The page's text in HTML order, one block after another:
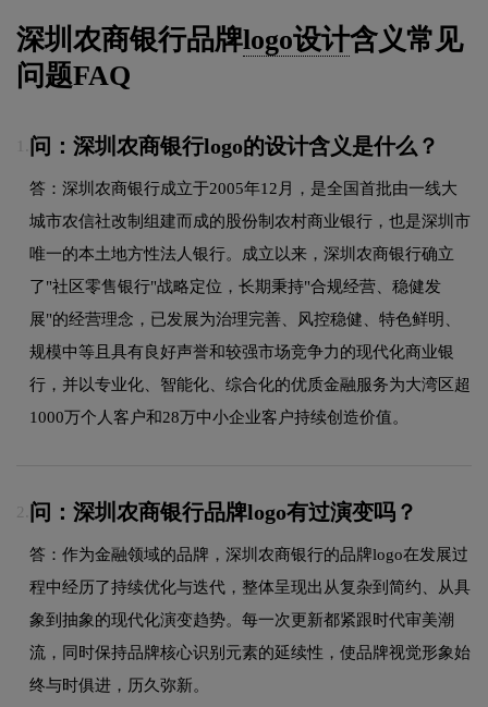
深圳农商银行品牌logo设计含义常见
问题FAQ
问：深圳农商银行logo的设计含义是什么？
答：深圳农商银行成立于2005年12月，是全国首批由一线大
城市农信社改制组建而成的股份制农村商业银行，也是深圳市
唯一的本土地方性法人银行。成立以来，深圳农商银行确立
了"社区零售银行"战略定位，长期秉持"合规经营、稳健发
展"的经营理念，已发展为治理完善、风控稳健、特色鲜明、
规模中等且具有良好声誉和较强市场竞争力的现代化商业银
行，并以专业化、智能化、综合化的优质金融服务为大湾区超
1000万个人客户和28万中小企业客户持续创造价值。
2. 问：深圳农商银行品牌logo有过演变吗？
答：作为金融领域的品牌，深圳农商银行的品牌logo在发展过
程中经历了持续优化与迭代，整体呈现出从复杂到简约、从具
象到抽象的现代化演变趋势。每一次更新都紧跟时代审美潮
流，同时保持品牌核心识别元素的延续性，使品牌视觉形象始
终与时俱进，历久弥新。